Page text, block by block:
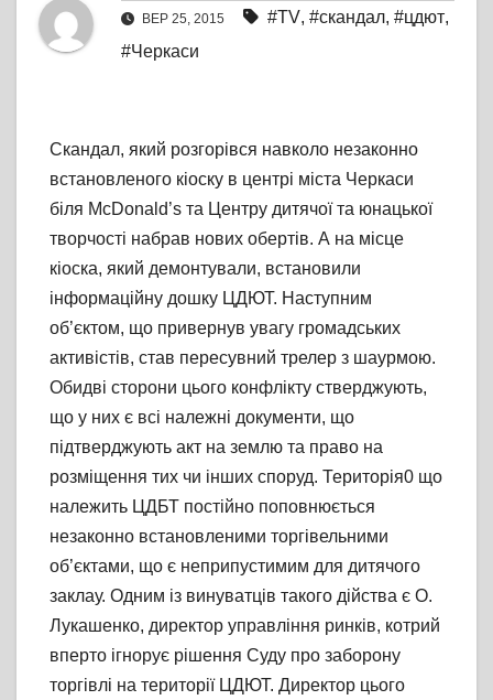
ВЕР 25, 2015 #TV, #скандал, #цдют,
#Черкаси
Скандал, який розгорівся навколо незаконно
встановленого кіоску в центрі міста Черкаси
біля McDonald’s та Центру дитячої та юнацької
творчості набрав нових обертів. А на місце
кіоска, який демонтували, встановили
інформаційну дошку ЦДЮТ. Наступним
об’єктом, що привернув увагу громадських
активістів, став пересувний трелер з шаурмою.
Обидві сторони цього конфлікту стверджують,
що у них є всі належні документи, що
підтверджують акт на землю та право на
розміщення тих чи інших споруд. Територія0 що
належить ЦДБТ постійно поповнюється
незаконно встановленими торгівельними
об’єктами, що є неприпустимим для дитячого
заклау. Одним із винуватців такого дійства є О.
Лукашенко, директор управління ринків, котрий
вперто ігнорує рішення Суду про заборону
торгівлі на території ЦДЮТ. Директор цього